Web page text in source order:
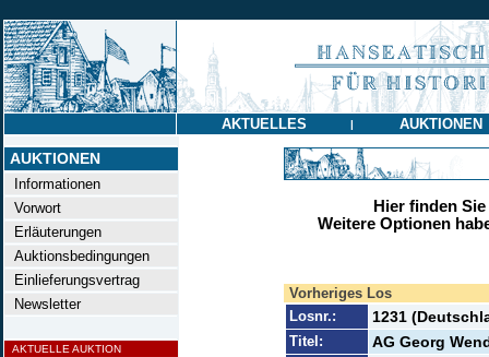
AKTUELLES | AUKTIONEN
AUKTIONEN
Informationen
Vorwort
Erläuterungen
Auktionsbedingungen
Einlieferungsvertrag
Newsletter
AKTUELLE AUKTION
Hier finden
Weitere Optionen
Vorheriges Los
Losnr.:
1231
Titel: AG Georg